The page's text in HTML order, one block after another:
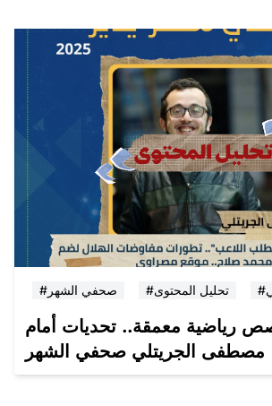
#صحفي الشهر #تحليل المحتوى
رياضية معمقة.. تحديات أمام
مصطفى الجريتلي صحفي الشهر